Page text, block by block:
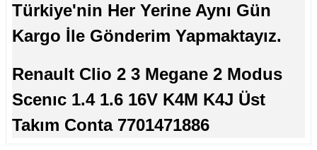
Türkiye'nin Her Yerine Aynı Gün
Kargo İle Gönderim Yapmaktayız.
Renault Clio 2 3 Megane 2 Modus
Scenıc 1.4 1.6 16V K4M K4J Üst
Takım Conta 7701471886